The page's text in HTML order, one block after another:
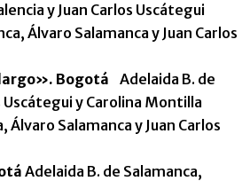
y Juan Carlos Uscátegui
Álvaro Salamanca y Juan Carlos
Bogotá Adelaida B. de
Uscátegui y Carolina Montilla
Álvaro Salamanca y Juan Carlos
Adelaida B. de Salamanca,